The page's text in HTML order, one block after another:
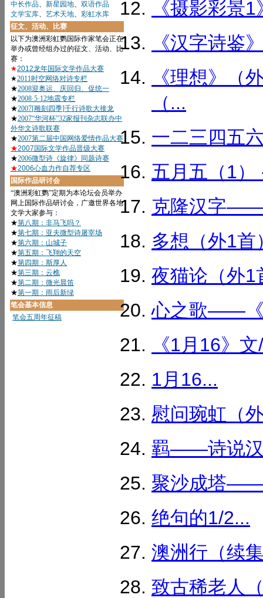
《摄影彩景
《汉字诗
《理想》（
（...
一二三四五
五月五（1）
克隆汉字——
多想（外1首
夜猫论（外1
心之歌——《
《1月16》
1月16...
慰问琬虹（
羁——诗说汉
聚沙成塔——
绝句的1/2...
澳洲行（续
致古稀老人